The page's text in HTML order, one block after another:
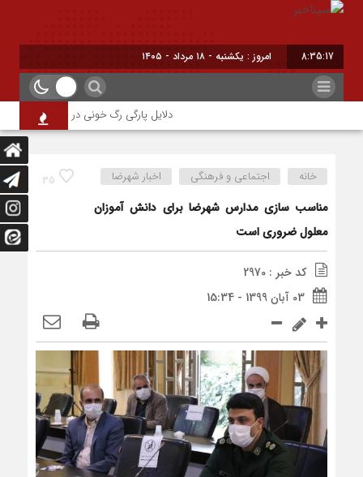
8:35:18 امروز : یکشنبه - ۱۸ مرداد - ۱۴۰۵
دلایل پارگی رگ خونی در چشم/ چه موقع
35 خانه اجتماعی و فرهنگی اخبار شهرضا
مناسب سازی مدارس شهرضا برای دانش آموزان
معلول ضروری است
کد خبر : 2970
03 آبان 1399 - 15:34